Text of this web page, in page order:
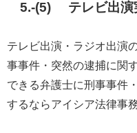
5.-(5) テレビ出演
テレビ出演・ラジオ出演
事事件・突然の逮捕に関
できる弁護士に刑事事件
するならアイシア法律事